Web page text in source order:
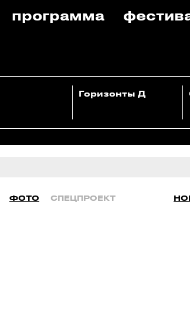
программа
Горизонты Д
ФОТО СПЕЦПРОЕКТ